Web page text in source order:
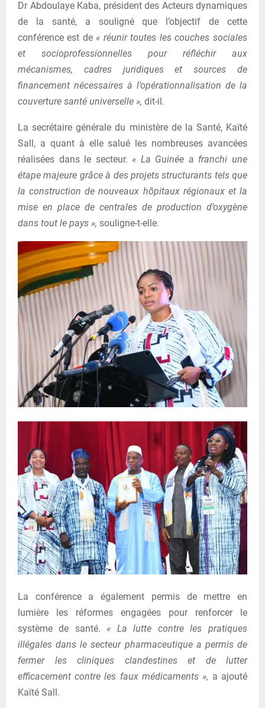
Dr Abdoulaye Kaba, président des Acteurs dynamiques
de la santé, a souligné que l’objectif de cette
conférence est de « réunir toutes les couches sociales
et socioprofessionnelles pour réfléchir aux
mécanismes, cadres juridiques et sources de
financement nécessaires à l’opérationnalisation de la
couverture santé universelle », dit-il.
La secrétaire générale du ministère de la Santé, Kaïté
Sall, a quant à elle salué les nombreuses avancées
réalisées dans le secteur. « La Guinée a franchi une
étape majeure grâce à des projets structurants tels que
la construction de nouveaux hôpitaux régionaux et la
mise en place de centrales de production d’oxygène
dans tout le pays », souligne-t-elle.
La conférence a également permis de mettre en
lumière les réformes engagées pour renforcer le
système de santé. « La lutte contre les pratiques
illégales dans le secteur pharmaceutique a permis de
fermer les cliniques clandestines et de lutter
efficacement contre les faux médicaments », a ajouté
Kaïté Sall.